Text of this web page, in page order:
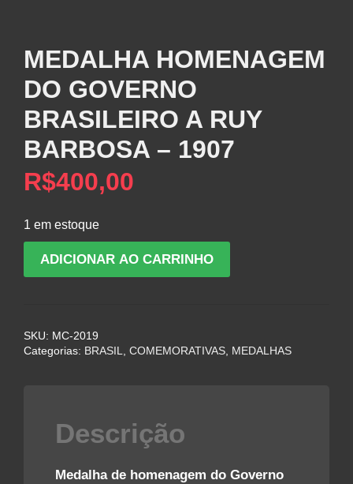
MEDALHA HOMENAGEM
DO GOVERNO
BRASILEIRO A RUY
BARBOSA – 1907
R$400,00
1 em estoque
HOMENAGEM
A
RUY
quantidade
ADICIONAR AO CARRINHO
SKU: MC-2019
Categorias: BRASIL, COMEMORATIVAS, MEDALHAS
Descrição
Medalha de homenagem do Governo